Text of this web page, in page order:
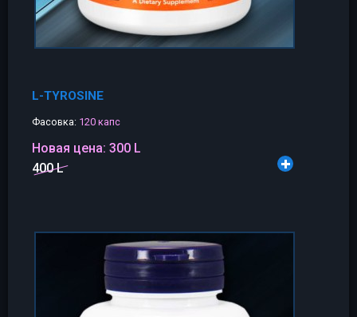
L-TYROSINE
Фасовка: 120 капс
Новая цена: 300 L
400 L